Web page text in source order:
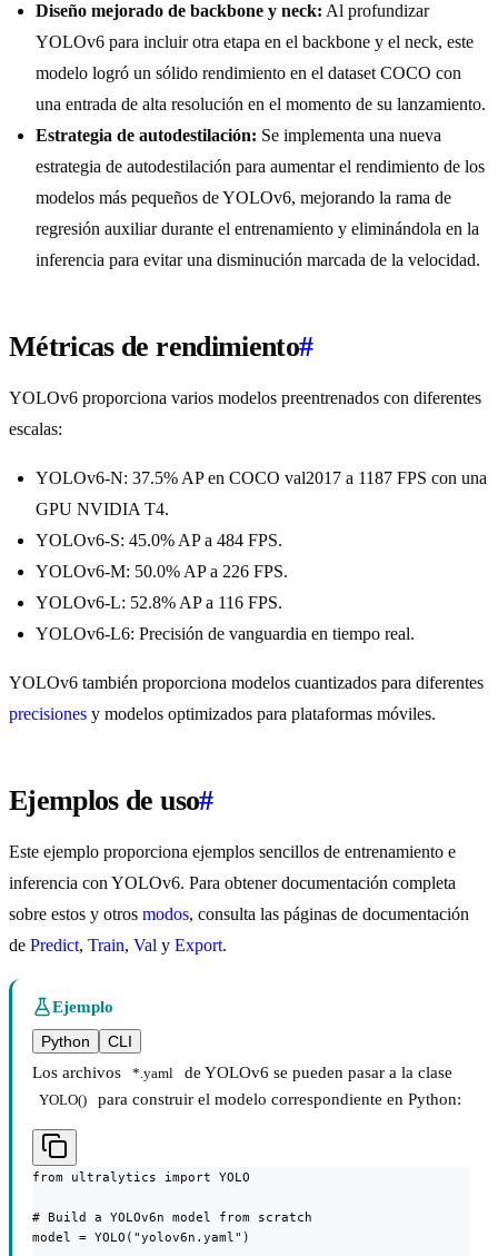
Diseño mejorado de backbone y neck: Al profundizar
YOLOv6 para incluir otra etapa en el backbone y el neck, este
modelo logró un sólido rendimiento en el dataset COCO con
una entrada de alta resolución en el momento de su lanzamiento.
Estrategia de autodestilación: Se implementa una nueva
estrategia de autodestilación para aumentar el rendimiento de los
modelos más pequeños de YOLOv6, mejorando la rama de
regresión auxiliar durante el entrenamiento y eliminándola en la
inferencia para evitar una disminución marcada de la velocidad.
Métricas de rendimiento#
YOLOv6 proporciona varios modelos preentrenados con diferentes
escalas:
YOLOv6-N: 37.5% AP en COCO val2017 a 1187 FPS con una
GPU NVIDIA T4.
YOLOv6-S: 45.0% AP a 484 FPS.
YOLOv6-M: 50.0% AP a 226 FPS.
YOLOv6-L: 52.8% AP a 116 FPS.
YOLOv6-L6: Precisión de vanguardia en tiempo real.
YOLOv6 también proporciona modelos cuantizados para diferentes
precisiones y modelos optimizados para plataformas móviles.
Ejemplos de uso#
Este ejemplo proporciona ejemplos sencillos de entrenamiento e
inferencia con YOLOv6. Para obtener documentación completa
sobre estos y otros modos, consulta las páginas de documentación
de Predict, Train, Val y Export.
Ejemplo
Python
CLI
Los archivos
*.yaml de YOLOv6 se pueden pasar a la clase
YOLO() para construir el modelo correspondiente en Python:
from ultralytics import YOLO
# Build a YOLOv6n model from scratch
model = YOLO("yolov6n.yaml")